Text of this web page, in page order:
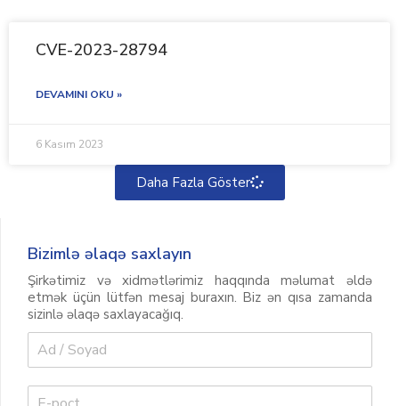
CVE-2023-28794
DEVAMINI OKU »
6 Kasım 2023
Daha Fazla Göster
Bizimlə əlaqə saxlayın
Şirkətimiz və xidmətlərimiz haqqında məlumat əldə
etmək üçün lütfən mesaj buraxın. Biz ən qısa zamanda
sizinlə əlaqə saxlayacağıq.